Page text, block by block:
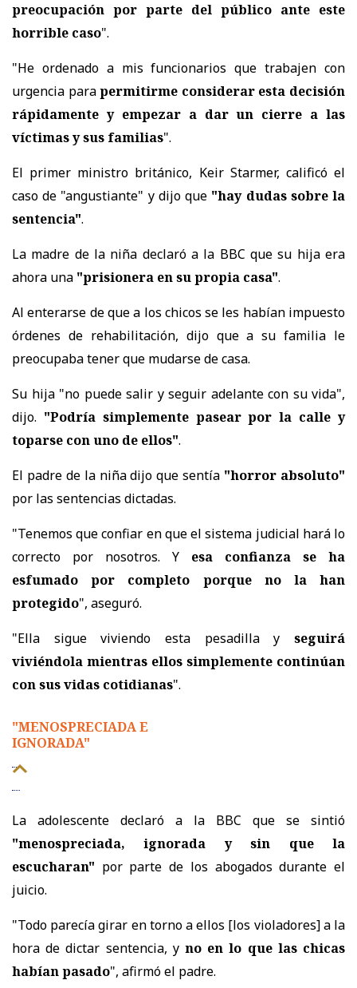
preocupación por parte del público ante este
horrible caso".
"He ordenado a mis funcionarios que trabajen con
urgencia parapermitirme considerar esta decisión
rápidamente y empezar a dar un cierre a las
víctimas y sus familias".
El primer ministro británico, Keir Starmer, calificó el
caso de "angustiante" y dijo que "hay dudas sobre la
sentencia".
La madre de la niña declaró a la BBC que su hija era
ahora una "prisionera en su propia casa".
Al enterarse de que a los chicos se les habían impuesto
órdenes de rehabilitación, dijo que a su familia le
preocupaba tener que mudarse de casa.
Su hija "no puede salir y seguir adelante con su vida",
dijo. "Podría simplemente pasear por la calle y
toparse con uno de ellos".
El padre de la niña dijo que sentía "horror absoluto"
por las sentencias dictadas.
"Tenemos que confiar en que el sistema judicial hará lo
correcto por nosotros. Y esa confianza se ha
esfumado por completo porque no la han
protegido", aseguró.
"Ella sigue viviendo esta pesadilla y seguirá
viviéndola mientras ellos simplemente continúan
con sus vidas cotidianas".
"MENOSPRECIADA E
IGNORADA"
La adolescente declaró a la BBC que se sintió
"menospreciada, ignorada y sin que la
escucharan" por parte de los abogados durante el
juicio.
"Todo parecía girar en torno a ellos [los violadores] a la
hora de dictar sentencia, y no en lo que las chicas
habían pasado", afirmó el padre.